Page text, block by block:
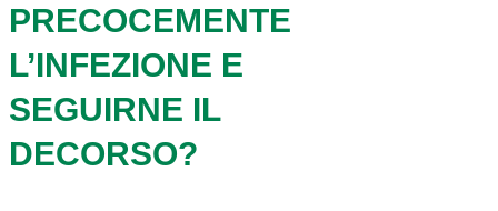
PRECOCEMENTE
L’INFEZIONE E
SEGUIRNE IL
DECORSO?